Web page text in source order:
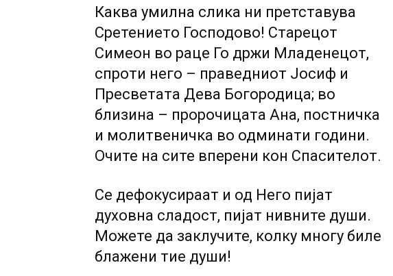
Каква умилна слика ни претставува
Сретението Господово! Старецот
Симеон во раце Го држи Младенецот,
спроти него – праведниот Јосиф и
Пресветата Дева Богородица; во
близина – пророчицата Ана, постничка
и молитвеничка во одминати години.
Очите на сите вперени кон Спасителот.
Се дефокусираат и од Него пијат
духовна сладост, пијат нивните души.
Можете да заклучите, колку многу биле
блажени тие души!